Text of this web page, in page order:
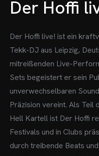
Der Hoffi
Der Hoffi live! ist ein
Tekk-DJ aus Leipzig,
mitreißenden Live-
Sets begeistert er sein
unverwechselbaren
Präzision vereint. Als Teil
Hell Kartell ist Der Hoffi
Festivals und in Clubs
durch treibende Beats